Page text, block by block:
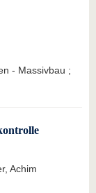
- Massivbau ;
Achim